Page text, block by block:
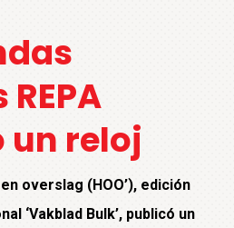
reloj
overslag (HOO’), edición
‘Vakblad Bulk’, publicó un